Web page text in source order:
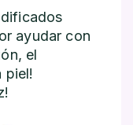
ayudar con
el
piel!